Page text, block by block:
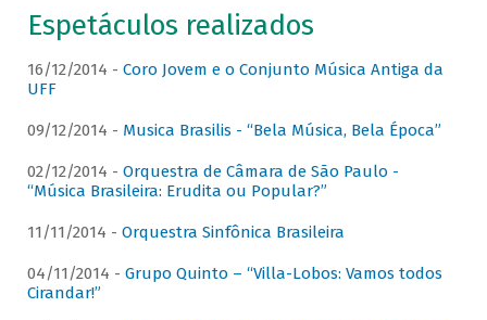
Espetáculos realizados
16/12/2014 - Coro Jovem e o Conjunto Música Antiga da
UFF
09/12/2014 - Musica Brasilis - “Bela Música, Bela Época”
02/12/2014 - Orquestra de Câmara de São Paulo -
“Música Brasileira: Erudita ou Popular?”
11/11/2014 - Orquestra Sinfônica Brasileira
04/11/2014 - Grupo Quinto – “Villa-Lobos: Vamos todos
Cirandar!”